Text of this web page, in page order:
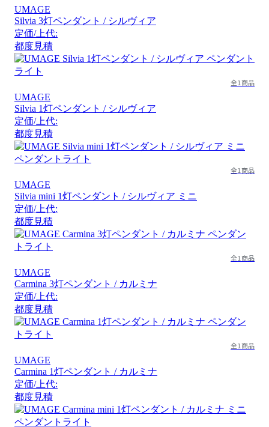
UMAGE
Silvia 3灯ペンダント / シルヴィア
定価/上代:
都度見積
全1商品
UMAGE
Silvia 1灯ペンダント / シルヴィア
定価/上代:
都度見積
全1商品
UMAGE
Silvia mini 1灯ペンダント / シルヴィア ミニ
定価/上代:
都度見積
全1商品
UMAGE
Carmina 3灯ペンダント / カルミナ
定価/上代:
都度見積
全1商品
UMAGE
Carmina 1灯ペンダント / カルミナ
定価/上代:
都度見積